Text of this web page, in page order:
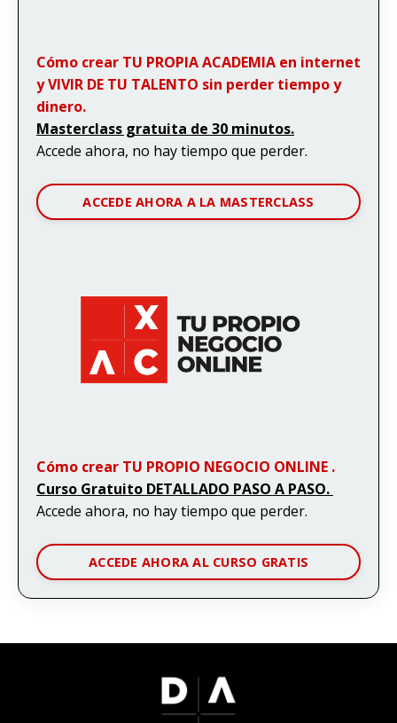
Cómo crear TU PROPIA ACADEMIA en internet
y VIVIR DE TU TALENTO sin perder tiempo y
dinero.
Masterclass gratuita de 30 minutos.
Accede ahora, no hay tiempo que perder.
ACCEDE AHORA A LA MASTERCLASS
Cómo crear TU PROPIO NEGOCIO ONLINE .
Curso Gratuito DETALLADO PASO A PASO.
Accede ahora, no hay tiempo que perder.
ACCEDE AHORA AL CURSO GRATIS